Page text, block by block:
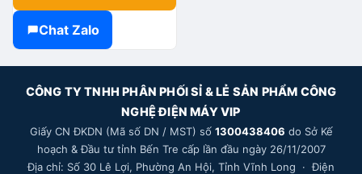
Chat Zalo
CÔNG TY TNHH PHÂN PHỐI SỈ & LẺ SẢN PHẨM CÔNG
NGHỆ ĐIỆN MÁY VIP
Giấy CN ĐKDN (Mã số DN / MST) số 1300438406 do Sở Kế
hoạch & Đầu tư tỉnh Bến Tre cấp lần đầu ngày 26/11/2007
Địa chỉ: Số 30 Lê Lợi, Phường An Hội, Tỉnh Vĩnh Long · Điện